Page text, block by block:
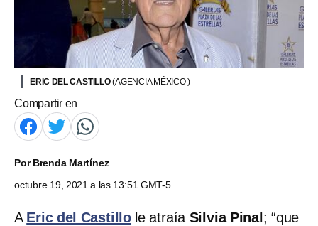
ERIC DEL CASTILLO(AGENCIA MÉXICO )
Compartir en
PorBrenda Martínez
octubre 19, 2021 a las 13:51 GMT-5
A Eric del Castillo le atraía Silvia Pinal ; “que